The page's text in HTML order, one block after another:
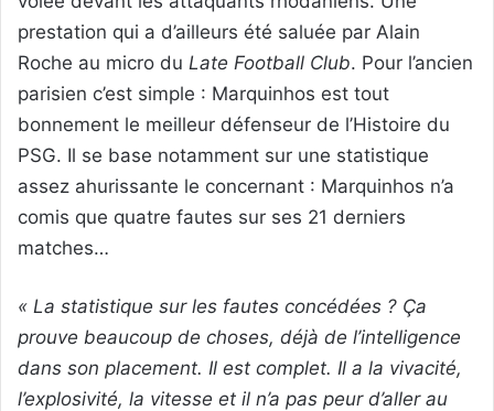
prestation qui a d’ailleurs été saluée par Alain
Roche au micro du Late Football Club. Pour l’ancien
parisien c’est simple : Marquinhos est tout
bonnement le meilleur défenseur de l’Histoire du
PSG. Il se base notamment sur une statistique
assez ahurissante le concernant : Marquinhos n’a
comis que quatre fautes sur ses 21 derniers
matches…
« La statistique sur les fautes concédées ? Ça
prouve beaucoup de choses, déjà de l’intelligence
dans son placement. Il est complet. Il a la vivacité,
l’explosivité, la vitesse et il n’a pas peur d’aller au